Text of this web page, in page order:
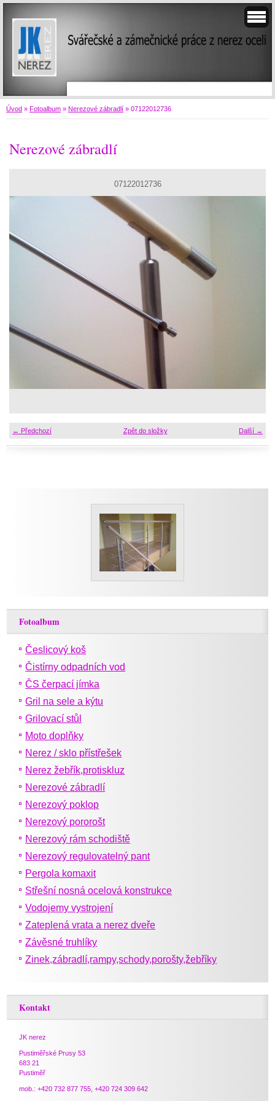
Úvod » Fotoalbum » Nerezové zábradlí » 07122012736
Nerezové zábradlí
07122012736
← Předchozí Další →
Zpět do složky
Fotoalbum
Česlicový koš
Čistírny odpadních vod
ČS čerpací jímka
Gril na sele a kýtu
Grilovací stůl
Moto doplňky
Nerez / sklo přístřešek
Nerez žebřík,protiskluz
Nerezové zábradlí
Nerezový poklop
Nerezový pororošt
Nerezový rám schodiště
Nerezový regulovatelný pant
Pergola komaxit
Střešní nosná ocelová konstrukce
Vodojemy vystrojení
Zateplená vrata a nerez dveře
Závěsné truhlíky
Zinek,zábradlí,rampy,schody,porošty,žebříky
Kontakt
JK nerez
Pustiměřské Prusy 53
683 21
Pustiměř
mob.: +420 732 877 755, +420 724 309 642